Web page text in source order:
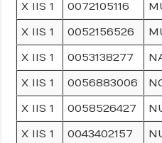
X IIS 1 0072105116
X IIS 1
0052156526
X IIS 1
0053138277
X IIS 1
0056883006
X IIS 1
0058526427
X IIS 1
0043402157